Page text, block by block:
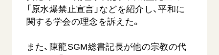
【被爆証言】「原爆の子」として生きた80年
広島県 早志百…
2026.08.06
SDGs 平和 動画
「原水爆禁止宣言」などを紹介し、平和に
関する学会の理念を訴えた。
また、陳龍SGM総書記長が他の宗教の代